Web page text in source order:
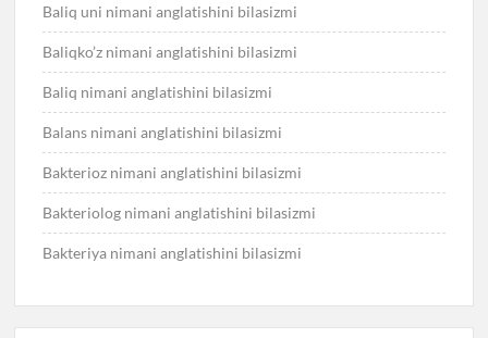
Baliq uni nimani anglatishini bilasizmi
Baliqko’z nimani anglatishini bilasizmi
Baliq nimani anglatishini bilasizmi
Balans nimani anglatishini bilasizmi
Bakterioz nimani anglatishini bilasizmi
Bakteriolog nimani anglatishini bilasizmi
Bakteriya nimani anglatishini bilasizmi